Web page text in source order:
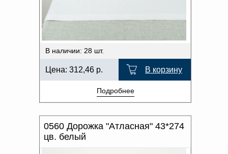
В наличии: 28 шт.
Цена: 312,46 р. В корзину
Подробнее
0560 Дорожка "Атласная" 43*274
цв. белый